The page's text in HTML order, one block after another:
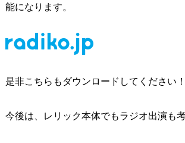
能になります。
是非こちらもダウンロードしてください！
今後は、レリック本体でもラジオ出演も